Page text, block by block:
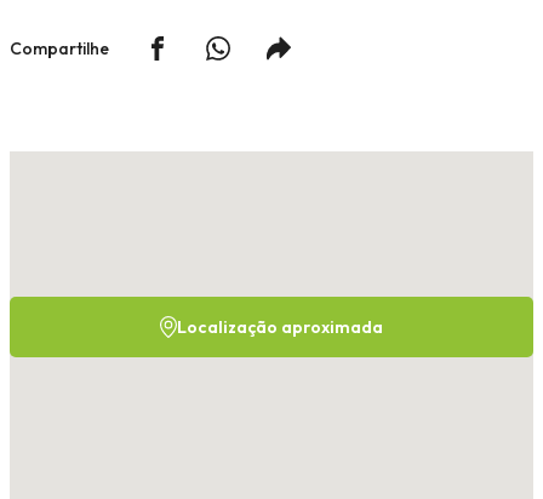
Compartilhe
Localização aproximada